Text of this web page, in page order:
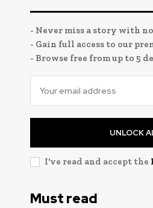
- Never miss a story with
- Gain full access to our
- Browse free from up to 5
UNLOCK
I've read and accept the
Must read